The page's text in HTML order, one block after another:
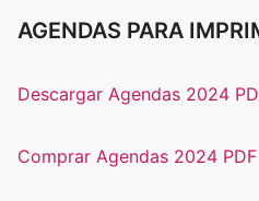
AGENDAS PARA
Descargar Agendas 2024
Comprar Agendas 2024